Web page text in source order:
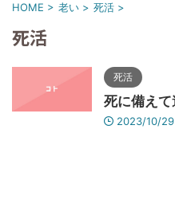
HOME > 老い > 死活 >
死活
死活
死に備え
2023/10/29